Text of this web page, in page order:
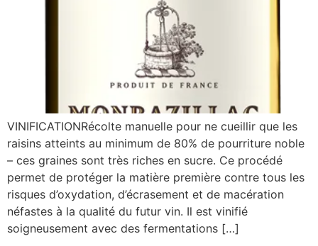
VINIFICATIONRécolte manuelle pour ne cueillir que les
raisins atteints au minimum de 80% de pourriture noble
– ces graines sont très riches en sucre. Ce procédé
permet de protéger la matière première contre tous les
risques d’oxydation, d’écrasement et de macération
néfastes à la qualité du futur vin. Il est vinifié
soigneusement avec des fermentations […]